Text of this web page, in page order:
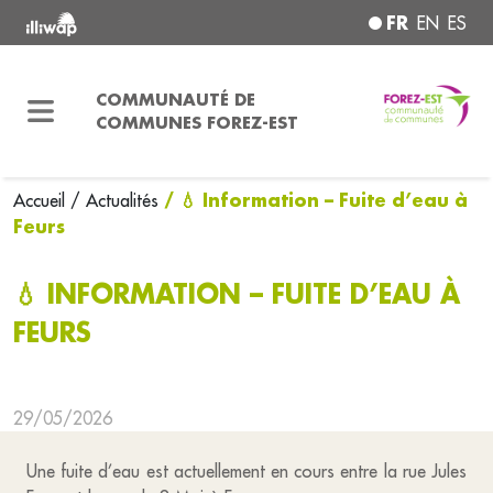
FR EN ES
COMMUNAUTÉ DE
COMMUNES FOREZ-EST
Accueil / Actualités / 💧 Information – Fuite d’eau à
Feurs
💧 INFORMATION – FUITE D’EAU À
FEURS
29/05/2026
Une fuite d’eau est actuellement en cours entre la rue Jules